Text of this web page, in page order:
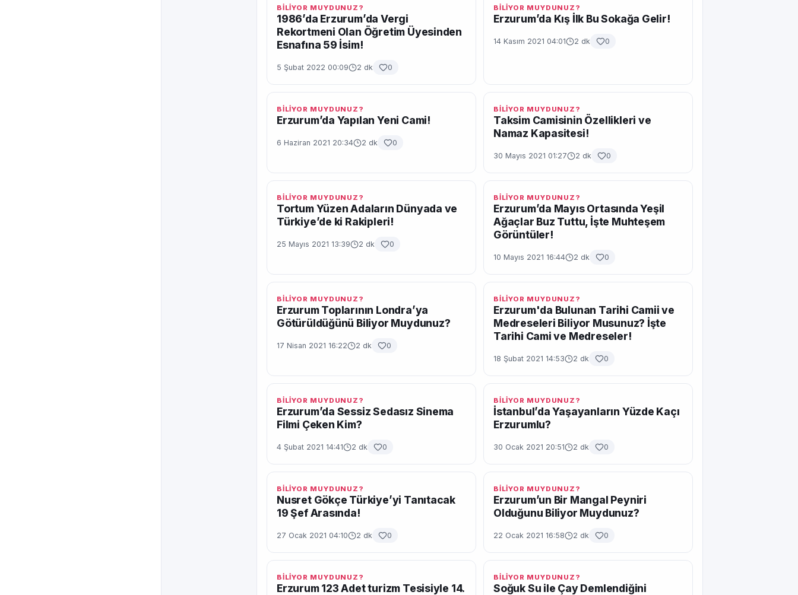
BİLİYOR MUYDUNUZ?
1986’da Erzurum’da Vergi
Rekortmeni Olan Öğretim Üyesinden
Esnafına 59 İsim!
5 Şubat 2022 00:09 2 dk 0
BİLİYOR MUYDUNUZ?
Erzurum’da Kış İlk Bu Sokağa Gelir!
14 Kasım 2021 04:01 2 dk 0
BİLİYOR MUYDUNUZ?
Erzurum’da Yapılan Yeni Cami!
6 Haziran 2021 20:34 2 dk 0
BİLİYOR MUYDUNUZ?
Taksim Camisinin Özellikleri ve
Namaz Kapasitesi!
30 Mayıs 2021 01:27 2 dk 0
BİLİYOR MUYDUNUZ?
Tortum Yüzen Adaların Dünyada ve
Türkiye’de ki Rakipleri!
25 Mayıs 2021 13:39 2 dk 0
BİLİYOR MUYDUNUZ?
Erzurum’da Mayıs Ortasında Yeşil
Ağaçlar Buz Tuttu, İşte Muhteşem
Görüntüler!
10 Mayıs 2021 16:44 2 dk 0
BİLİYOR MUYDUNUZ?
Erzurum Toplarının Londra’ya
Götürüldüğünü Biliyor Muydunuz?
17 Nisan 2021 16:22 2 dk 0
BİLİYOR MUYDUNUZ?
Erzurum'da Bulunan Tarihi Camii ve
Medreseleri Biliyor Musunuz? İşte
Tarihi Cami ve Medreseler!
18 Şubat 2021 14:53 2 dk 0
BİLİYOR MUYDUNUZ?
Erzurum’da Sessiz Sedasız Sinema
Filmi Çeken Kim?
4 Şubat 2021 14:41 2 dk 0
BİLİYOR MUYDUNUZ?
İstanbul’da Yaşayanların Yüzde Kaçı
Erzurumlu?
30 Ocak 2021 20:51 2 dk 0
BİLİYOR MUYDUNUZ?
Nusret Gökçe Türkiye’yi Tanıtacak
19 Şef Arasında!
27 Ocak 2021 04:10 2 dk 0
BİLİYOR MUYDUNUZ?
Erzurum’un Bir Mangal Peyniri
Olduğunu Biliyor Muydunuz?
22 Ocak 2021 16:58 2 dk 0
BİLİYOR MUYDUNUZ?
Erzurum 123 Adet turizm Tesisiyle 14.
BİLİYOR MUYDUNUZ?
Soğuk Su ile Çay Demlendiğini